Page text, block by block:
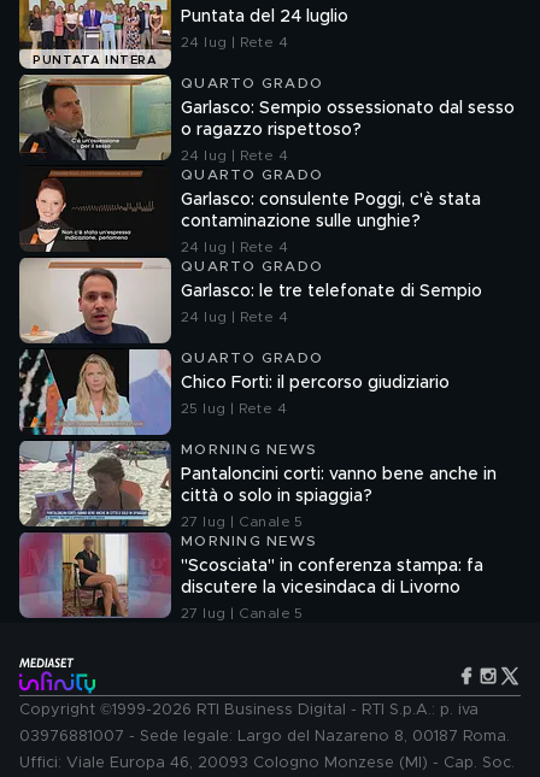
PUNTATA INTERA
Puntata del 24 luglio
24 lug | Rete 4
QUARTO GRADO
Garlasco: Sempio ossessionato dal sesso
o ragazzo rispettoso?
24 lug | Rete 4
QUARTO GRADO
Garlasco: consulente Poggi, c'è stata
contaminazione sulle unghie?
24 lug | Rete 4
QUARTO GRADO
Garlasco: le tre telefonate di Sempio
24 lug | Rete 4
QUARTO GRADO
Chico Forti: il percorso giudiziario
25 lug | Rete 4
MORNING NEWS
Pantaloncini corti: vanno bene anche in
città o solo in spiaggia?
27 lug | Canale 5
MORNING NEWS
"Scosciata" in conferenza stampa: fa
discutere la vicesindaca di Livorno
27 lug | Canale 5
Copyright ©1999-2026 RTI Business Digital - RTI S.p.A.: p. iva
03976881007 - Sede legale: Largo del Nazareno 8, 00187 Roma.
Uffici: Viale Europa 46, 20093 Cologno Monzese (MI) - Cap. Soc.